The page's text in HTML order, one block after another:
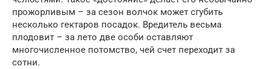
прожорливым – за сезон волчок может сгубить
несколько гектаров посадок. Вредитель весьма
плодовит – за лето две особи оставляют
многочисленное потомство, чей счет переходит за
сотни.